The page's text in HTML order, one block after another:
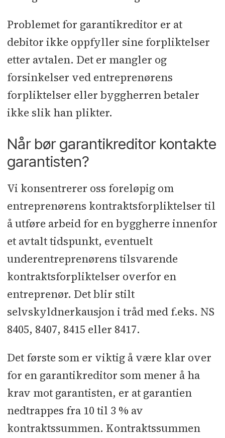
Problemet for garantikreditor er at
debitor ikke oppfyller sine forpliktelser
etter avtalen. Det er mangler og
forsinkelser ved entreprenørens
forpliktelser eller byggherren betaler
ikke slik han plikter.
Når bør garantikreditor kontakte
garantisten?
Vi konsentrerer oss foreløpig om
entreprenørens kontraktsforpliktelser til
å utføre arbeid for en byggherre innenfor
et avtalt tidspunkt, eventuelt
underentreprenørens tilsvarende
kontraktsforpliktelser overfor en
entreprenør. Det blir stilt
selvskyldnerkausjon i tråd med f.eks. NS
8405, 8407, 8415 eller 8417.
Det første som er viktig å være klar over
for en garantikreditor som mener å ha
krav mot garantisten, er at garantien
nedtrappes fra 10 til 3 % av
kontraktssummen. Kontraktssummen